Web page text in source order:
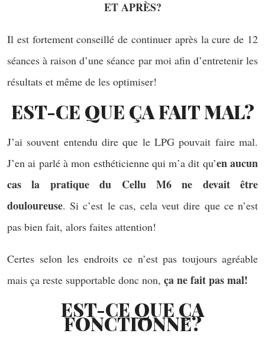
ET APRÈS?
Il est fortement conseillé de continuer après la cure de 12
séances à raison d’une séance par moi afin d’entretenir les
résultats et même de les optimiser!
EST-CE QUE ÇA FAIT MAL?
J’ai souvent entendu dire que le LPG pouvait faire mal.
J’en ai parlé à mon esthéticienne qui m’a dit qu’en aucun
cas la pratique du Cellu M6 ne devait être
douloureuse. Si c’est le cas, cela veut dire que ce n’est
pas bien fait, alors faites attention!
Certes selon les endroits ce n’est pas toujours agréable
mais ça reste supportable donc non, ça ne fait pas mal!
EST-CE QUE ÇA
FONCTIONNE?